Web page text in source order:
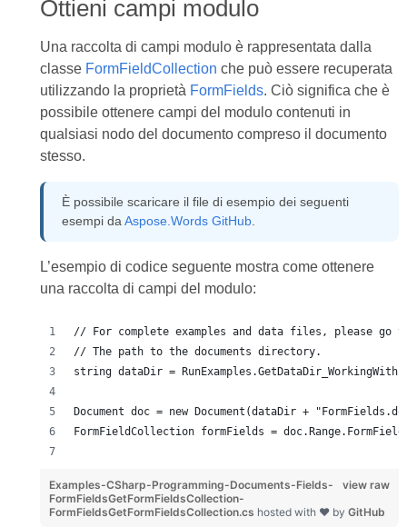
Ottieni campi modulo
Una raccolta di campi modulo è rappresentata dalla
classe FormFieldCollection che può essere recuperata
utilizzando la proprietà FormFields. Ciò significa che è
possibile ottenere campi del modulo contenuti in
qualsiasi nodo del documento compreso il documento
stesso.
È possibile scaricare il file di esempio dei seguenti
esempi daAspose.Words GitHub.
L’esempio di codice seguente mostra come ottenere
una raccolta di campi del modulo:
// For complete examples and data files, please go
// The path to the documents directory.
string dataDir =
Document doc = new Document(dataDir +
FormFieldCollection formFields =
view raw
Examples-CSharp-Programming-Documents-Fields-
FormFieldsGetFormFieldsCollection-
FormFieldsGetFormFieldsCollection.cs hosted with ❤ by GitHub